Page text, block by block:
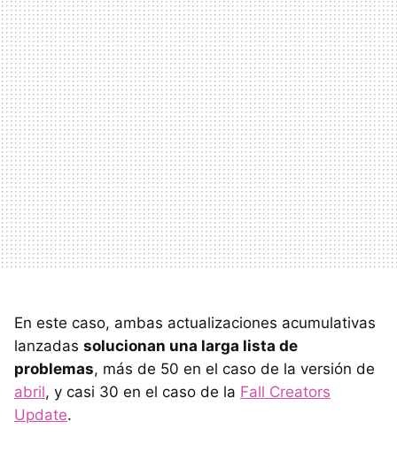
En este caso, ambas actualizaciones acumulativas
lanzadas solucionan una larga lista de
problemas, más de 50 en el caso de la versión de
abril, y casi 30 en el caso de la Fall Creators
Update.